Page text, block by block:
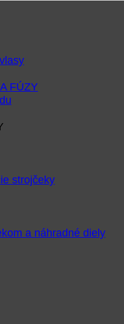
FÚZY
strojčeky
a náhradné diely